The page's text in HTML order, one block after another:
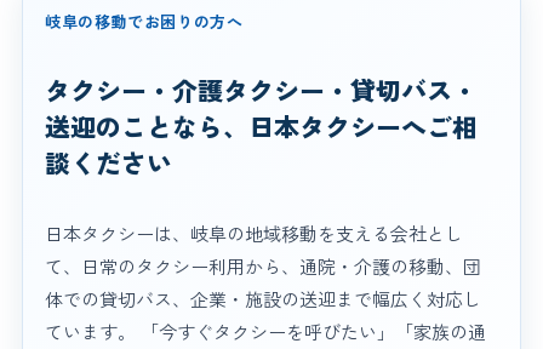
岐阜の移動でお困りの方へ
タクシー・介護タクシー・貸切バス・
送迎のことなら、日本タクシーへご相
談ください
日本タクシーは、岐阜の地域移動を支える会社とし
て、日常のタクシー利用から、通院・介護の移動、団
体での貸切バス、企業・施設の送迎まで幅広く対応し
ています。 「今すぐタクシーを呼びたい」「家族の通